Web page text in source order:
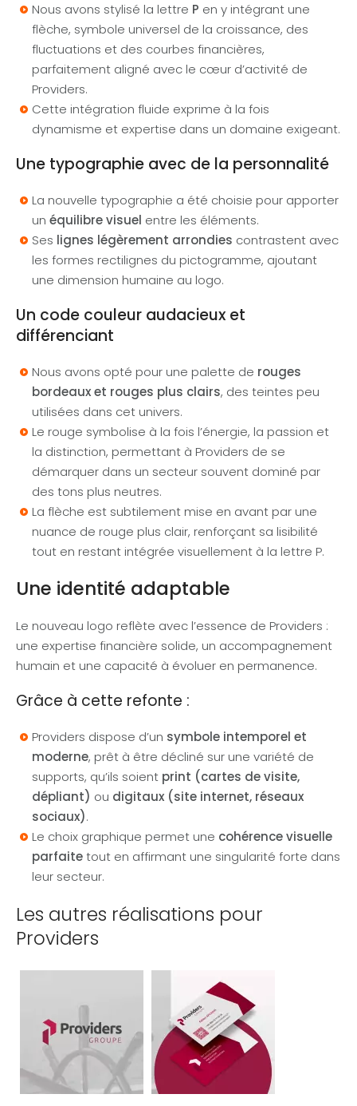
Nous avons stylisé la lettre P en y intégrant une
flèche, symbole universel de la croissance, des
fluctuations et des courbes financières,
parfaitement aligné avec le cœur d’activité de
Providers.
Cette intégration fluide exprime à la fois
dynamisme et expertise dans un domaine exigeant.
Une typographie avec de la personnalité
La nouvelle typographie a été choisie pour apporter
un équilibre visuel entre les éléments.
Ses lignes légèrement arrondies contrastent avec
les formes rectilignes du pictogramme, ajoutant
une dimension humaine au logo.
Un code couleur audacieux et
différenciant
Nous avons opté pour une palette de rouges
bordeaux et rouges plus clairs, des teintes peu
utilisées dans cet univers.
Le rouge symbolise à la fois l’énergie, la passion et
la distinction, permettant à Providers de se
démarquer dans un secteur souvent dominé par
des tons plus neutres.
La flèche est subtilement mise en avant par une
nuance de rouge plus clair, renforçant sa lisibilité
tout en restant intégrée visuellement à la lettre P.
Une identité adaptable
Le nouveau logo reflète avec l’essence de Providers :
une expertise financière solide, un accompagnement
humain et une capacité à évoluer en permanence.
Grâce à cette refonte :
Providers dispose d’un symbole intemporel et
moderne, prêt à être décliné sur une variété de
supports, qu’ils soient print (cartes de visite,
dépliant) ou digitaux (site internet, réseaux
sociaux).
Le choix graphique permet une cohérence visuelle
parfaitetout en affirmant une singularité forte dans
leur secteur.
Les autres réalisations pour
Providers